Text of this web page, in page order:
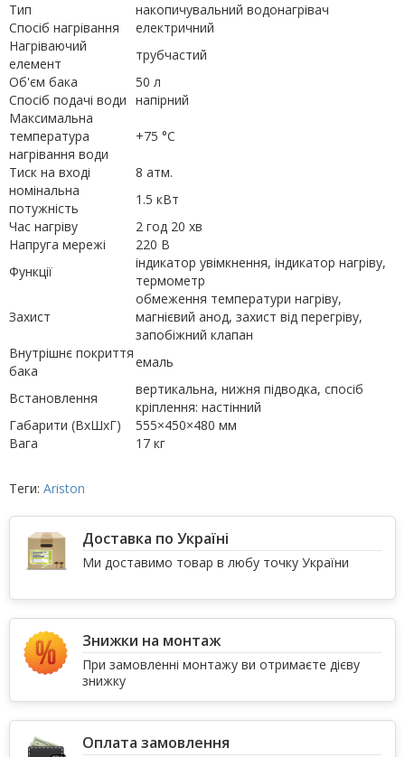
Тип
накопичувальний водонагрівач
Спосіб нагрівання
електричний
Нагріваючий
елемент
трубчастий
Об'єм бака
50 л
Спосіб подачі води напірний
Максимальна
температура
нагрівання води
+75 °С
Тиск на вході
8 атм.
номінальна
потужність
1.5 кВт
Час нагріву
2 год 20 хв
Напруга мережі
220 В
Функції
індикатор увімкнення, індикатор нагріву,
термометр
Захист
обмеження температури нагріву,
магнієвий анод, захист від перегріву,
запобіжний клапан
Внутрішнє покриття
бака
емаль
Встановлення
вертикальна, нижня підводка, спосіб
кріплення: настінний
Габарити (ВхШхГ)
555×450×480 мм
Вага
17 кг
Теги: Ariston
Доставка по Україні
Ми доставимо товар в любу точку України
Знижки на монтаж
При замовленні монтажу ви отримаєте дієву
знижку
Оплата замовлення